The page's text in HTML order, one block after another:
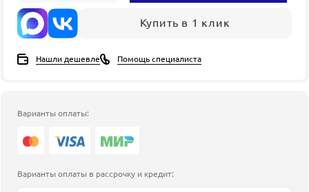
Купить в 1 клик
Нашли дешевле Помощь специалиста
Варианты оплаты:
Варианты оплаты в рассрочку и кредит: